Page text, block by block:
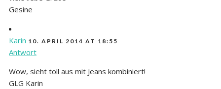
Gesine
Karin 10. APRIL 2014 AT 18:55
Antwort
Wow, sieht toll aus mit Jeans kombiniert!
GLG Karin